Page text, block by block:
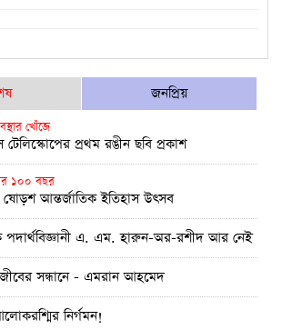
জনপ্রিয়
খোঁজে
প্রথম রঙীন ছবি প্রকাশ
১০০ বছর
ষোড়শ আন্তর্জাতিক ইতিহাস উৎসব
পদার্থবিজ্ঞানী এ. এম. হারুন-অর-রশীদ আর নেই
সন্ধানে - এমরান আহমেদ
নির্গমন!